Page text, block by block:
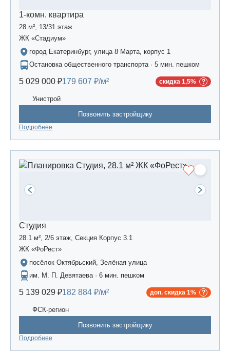
1-комн. квартира
28 м², 13/31 этаж
ЖК «Стадиум»
город Екатеринбург, улица 8 Марта, корпус 1
Остановка общественного транспорта · 5 мин. пешком
5 029 000 ₽179 607 ₽/м² скидка 1,5%
Унистрой
Позвонить застройщику
Подробнее
Студия
28.1 м², 2/6 этаж, Секция Корпус 3.1
ЖК «ФоРест»
посёлок Октябрьский, Зелёная улица
им. М. П. Девятаева · 6 мин. пешком
5 139 029 ₽182 884 ₽/м² доп. скидка 1%
ФСК-регион
Позвонить застройщику
Подробнее